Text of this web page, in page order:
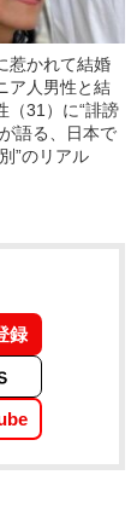
惹かれて結婚
ア人男性と結
（31）に“誹謗
語る、日本で
”のリアル
録